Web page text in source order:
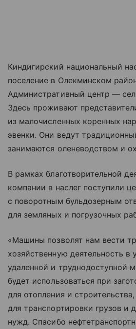
Киндигирский национальный
поселение в Олекминском
Административный центр —
Здесь проживают
из малочисленных коренных
эвенки. Они ведут
занимаются оленеводством и
В рамках благотворительной
компании в наслег поступили
с поворотным бульдозерным
для земляных и погрузочных
«Машины позволят нам вести
хозяйственную деятельность в
удаленной и труднодоступной
будет использоваться при
для отопления и строительства,
для транспортировки грузов и
нужд. Спасибо